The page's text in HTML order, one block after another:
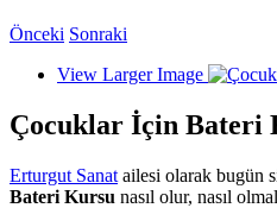
Önceki Sonraki
View Larger Image
Çocuklar İçin Bateri
Erturgut Sanat ailesi olarak bugün
Bateri Kursu nasıl olur, nasıl